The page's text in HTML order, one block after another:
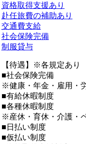
資格取得支援あり
赴任旅費の補助あり
交通費支給
社会保険完備
制服貸与
【待遇】※各規定あり
■社会保険完備
※健康・年金・雇用・
■有給休暇制度
■各種休暇制度
※産休・育休・介護・
■日払い制度
■仮払い制度